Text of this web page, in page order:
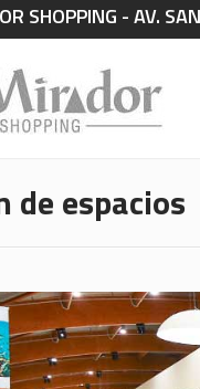
SHOPPING - AV.
de espacios